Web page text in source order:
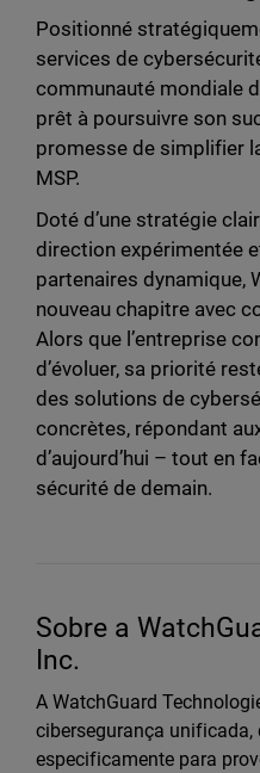
Positionné
services de
communauté mondiale
prêt à poursuivre son
promesse de simplifier
MSP.
Doté d’une stratégie
direction expérimentée
partenaires dynamique,
nouveau chapitre avec
Alors que l’entreprise
d’évoluer, sa priorité
des solutions de
concrètes, répondant
d’aujourd’hui – tout en
sécurité de demain.
Sobre a
Inc.
A WatchGuard
cibersegurança unificada,
especificamente para